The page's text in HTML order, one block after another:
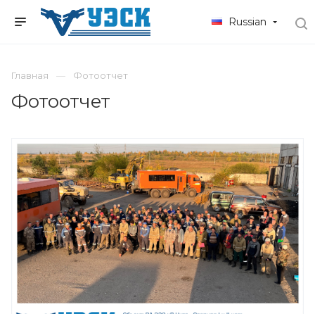
Russian
Главная Фотоотчет
Фотоотчет